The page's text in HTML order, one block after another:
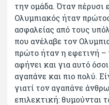
την ομάδα. Όταν πέρυσι
Ολυμπιακός ήταν
ασφαλείας από τους
που ανέλαβε τον
πρώτο ήταν η εφετινή
αφήνει και για αυτό
αγαπάνε και πιο πολύ.
γιατί τον αγαπάνε
επιλεκτική: θυμούνται